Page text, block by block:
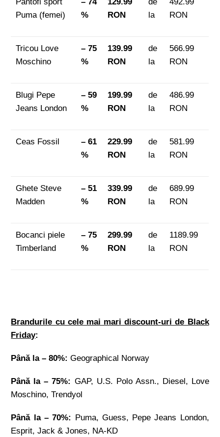
Puma (femei)
%
RON
la
RON
Tricou Love
Moschino
– 75
%
139.99
RON
de
la
566.99
RON
Blugi Pepe
Jeans London
– 59
%
199.99
RON
de
la
486.99
RON
Ceas Fossil
– 61
%
229.99
RON
de
la
581.99
RON
Ghete Steve
Madden
– 51
%
339.99
RON
de
la
689.99
RON
Bocanci piele
Timberland
– 75
%
299.99
RON
de
la
1189.99
RON
Brandurile cu cele mai mari discount-uri de Black
Friday:
Până la– 80%: Geographical Norway
Până la– 75%: GAP, U.S. Polo Assn., Diesel, Love
Moschino, Trendyol
Până la – 70%: Puma, Guess, Pepe Jeans London,
Esprit, Jack & Jones, NA-KD